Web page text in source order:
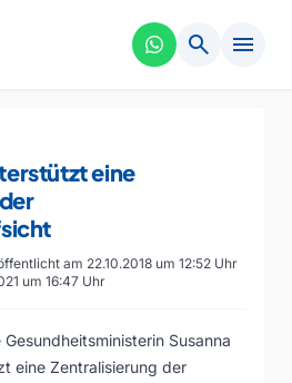
search menu
eine
am 22.10.2018 um 12:52 Uhr
um 16:47 Uhr
Susanna
eine Zentralisierung der